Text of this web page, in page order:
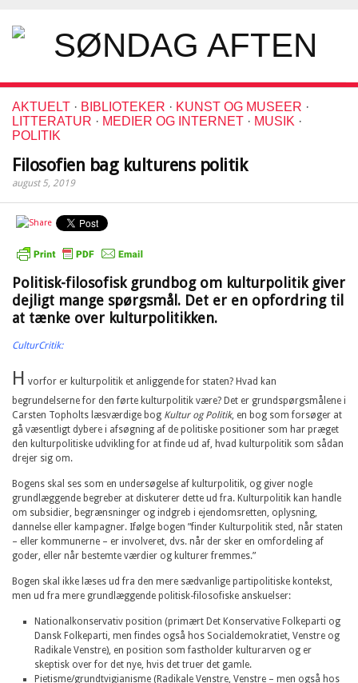
AKTUELT · BIBLIOTEKER · KUNST OG MUSEER ·
LITTERATUR · MEDIER OG INTERNET · MUSIK ·
POLITIK
Filosofien bag kulturens politik
august 5, 2019
Politisk-filosofisk grundbog om kulturpolitik giver
dejligt mange spørgsmål. Det er en opfordring til
at tænke over kulturpolitikken.
CulturCritik:
H vorfor er kulturpolitik et anliggende for staten? Hvad kan
begrundelserne for den førte kulturpolitik være? Det er grundspørgsmålene i
Carsten Topholts læsværdige bog Kultur og Politik, en bog som forsøger at
gå væsentligt dybere i afsøgning af de politiske positioner som har præget
den kulturpolitiske udvikling for at finde ud af, hvad kulturpolitik som sådan
drejer sig om.
Bogens skal ses som en undersøgelse af kulturpolitik, og giver nogle
grundlæggende begreber at diskuterer dette ud fra. Kulturpolitik kan handle
om subsidier, begrænsninger og indgreb i ejendomsretten, oplysning,
dannelse eller kampagner. Ifølge bogen ”finder Kulturpolitik sted, når staten
– eller kommunerne – er involveret, dvs. når der sker en omfordeling af
goder, eller når bestemte værdier og kulturer fremmes.”
Bogen skal ikke læses ud fra den mere sædvanlige partipolitiske kontekst,
men ud fra mere grundlæggende politisk-filosofiske anskuelser:
Nationalkonservativ position (primært Det Konservative Folkeparti og
Dansk Folkeparti, men findes også hos Socialdemokratiet, Venstre og
Radikale Venstre), en position som fastholder kulturarven og er
skeptisk over for det nye, hvis det truer det gamle.
Pietisme/grundtvigianisme (Radikale Venstre, Venstre – men også hos